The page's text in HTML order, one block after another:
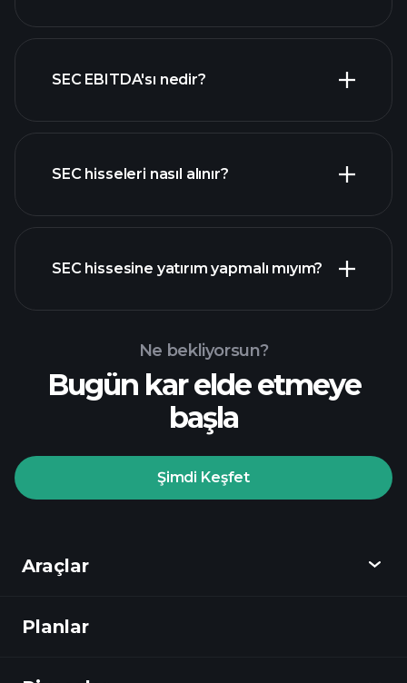
işverenler
SEC EBITDA'sı nedir?
SEC hisseleri nasıl alınır?
Playtrade
SEC hissesine yatırım yapmalı mıyım?
günlük piyasa analizlerine
Watchlist'leri
Ne bekliyorsun?
Bugün kar elde etmeye
başla
Şimdi Keşfet
Araçlar
Keşfet
Planlar